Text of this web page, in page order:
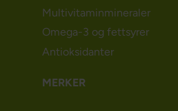
Multivitaminmineraler
Omega-3 og fettsyrer
Antioksidanter
MERKER